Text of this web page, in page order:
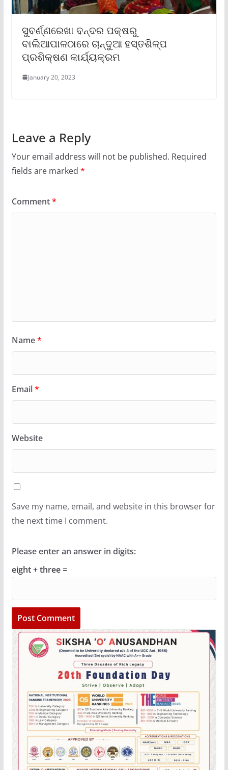
ସୁବର୍ଣ୍ଣରେଖା ବନ୍ଦର ପକ୍ଷରୁ
ବାଲିଆପାଳଠାରେ ଚାନ୍ଦୁଆ ହସ୍ତଶିଳ୍ପ
ପ୍ରଶିକ୍ଷଣ କାର୍ଯ୍ୟକ୍ରମ
January 20, 2023
Leave a Reply
Your email address will not be published. Required
fields are marked *
Comment*
Name*
Email*
Website
Save my name, email, and website in this browser for
the next time I comment.
Please enter an answer in digits:
eight + three =